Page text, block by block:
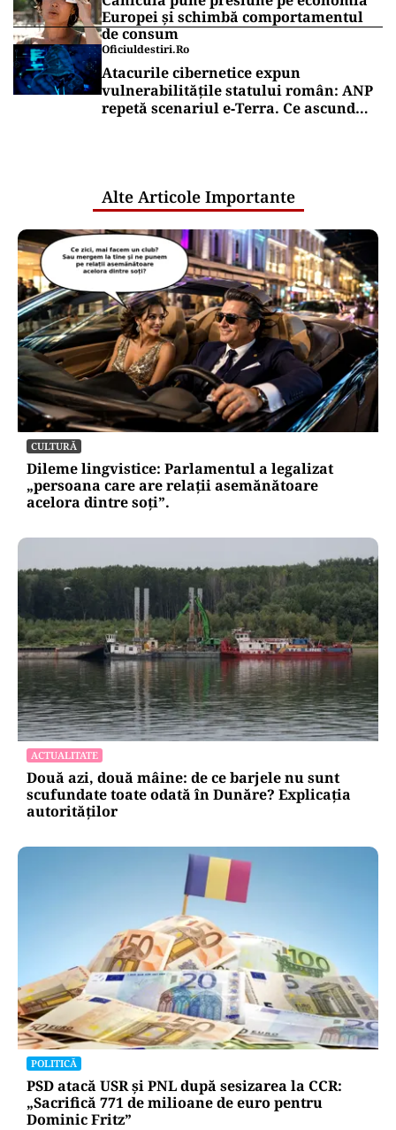
Europei și schimbă comportamentul
de consum
Oficiuldestiri.ro
Atacurile cibernetice expun
vulnerabilitățile statului român: ANP
repetă scenariul e‑Terra. Ce ascund
Alte Articole Importante
CULTURĂ
Dileme lingvistice: Parlamentul a legalizat
„persoana care are relații asemănătoare
acelora dintre soți”.
ACTUALITATE
Două azi, două mâine: de ce barjele nu sunt
scufundate toate odată în Dunăre? Explicația
autorităților
POLITICĂ
PSD atacă USR și PNL după sesizarea la CCR:
„Sacrifică 771 de milioane de euro pentru
Dominic Fritz”